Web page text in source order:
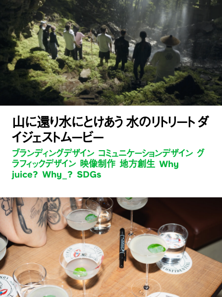
山に還り水にとけあう 水のリトリート ダ
イジェストムービー
ブランディングデザイン コミュニケーションデザイン グ
ラフィックデザイン 映像制作 地方創生 Why
juice? Why_? SDGs